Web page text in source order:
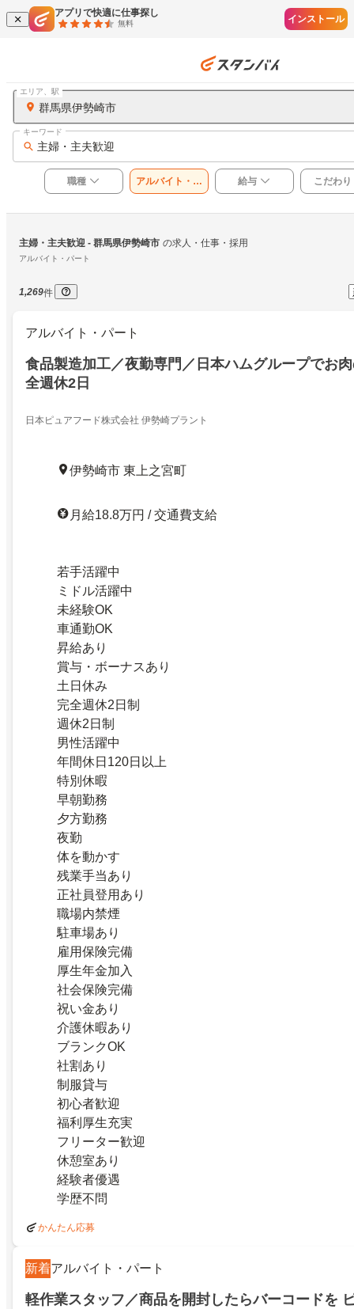
アプリで快適に仕事探し
無料 インストール
群馬県伊勢崎市
エリア、駅
主婦・主夫歓迎
キーワード
職種
アルバイト・パ
ート
給与 こだわり
主婦・主夫歓迎 - 群馬県伊勢崎市 の求人・仕事・採用
アルバイト・パート
1,269件
アルバイト・パート
食品製造加工／夜勤専門／日本ハムグループでお
全週休2日
日本ピュアフード株式会社 伊勢崎プラント
伊勢崎市 東上之宮町
月給18.8万円 / 交通費支給
若手活躍中
ミドル活躍中
未経験OK
車通勤OK
昇給あり
賞与・ボーナスあり
土日休み
完全週休2日制
週休2日制
男性活躍中
年間休日120日以上
特別休暇
早朝勤務
夕方勤務
夜勤
体を動かす
残業手当あり
正社員登用あり
職場内禁煙
駐車場あり
雇用保険完備
厚生年金加入
社会保険完備
祝い金あり
介護休暇あり
ブランクOK
社割あり
制服貸与
初心者歓迎
福利厚生充実
フリーター歓迎
休憩室あり
経験者優遇
学歴不問
かんたん応募
新着アルバイト・パート
軽作業スタッフ／商品を開封したらバーコードを